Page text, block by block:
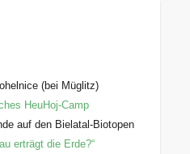
(bei Müglitz)
HeuHoj-Camp
auf den Bielatal-Biotopen
erträgt die Erde?“